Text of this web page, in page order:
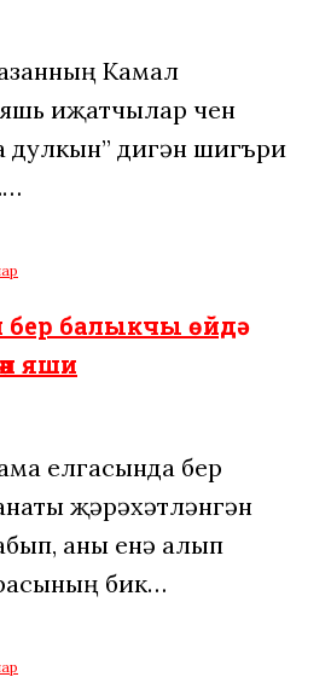
Камал
иҗатчылар өчен
дулкын” дигән шигъри
балыкчы өйдә
яши
елгасында бер
җәрәхәтләнгән
аны өенә алып
бик…